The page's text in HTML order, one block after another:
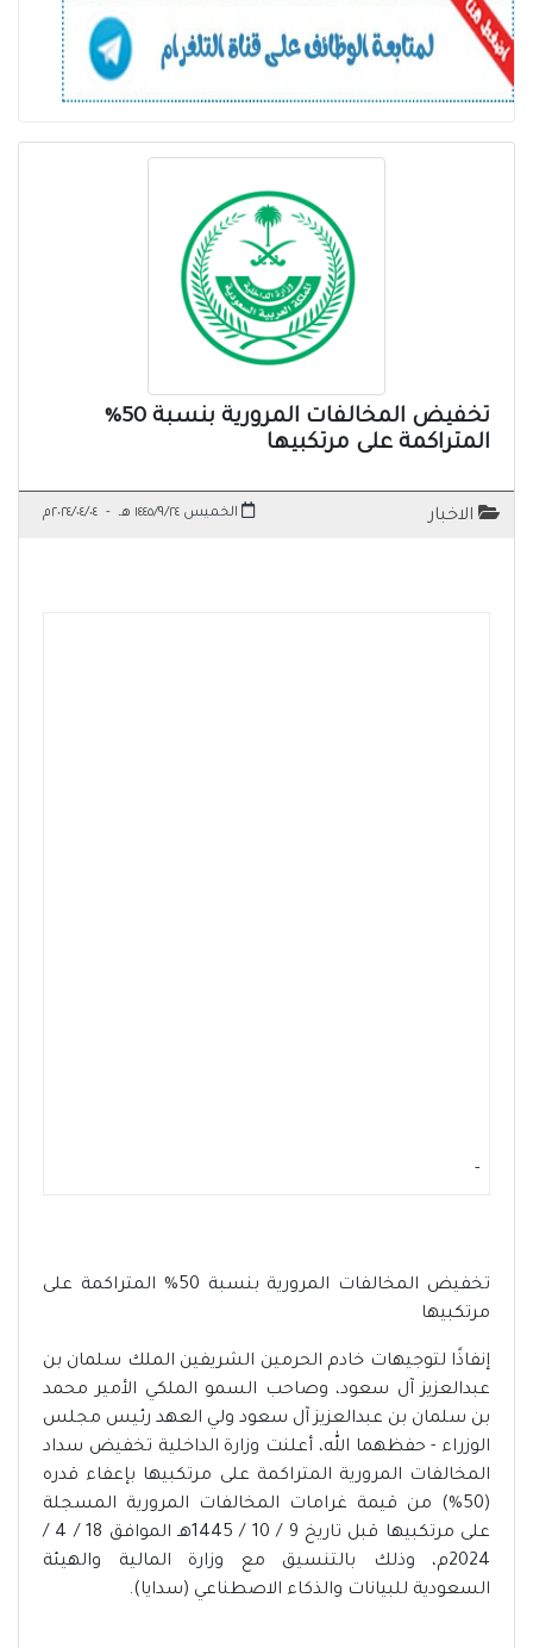
تخفيض المخالفات المرورية بنسبة 50%
المتراكمة على مرتكبيها
الاخبار الخميس ١٤٤٥/٩/٢٤ هـ - ٢٠٢٤/٠٤/٠٤م
-
تخفيض المخالفات المرورية بنسبة 50% المتراكمة على
مرتكبيها
إنفاذًا لتوجيهات خادم الحرمين الشريفين الملك سلمان بن
عبدالعزيز آل سعود، وصاحب السمو الملكي الأمير محمد
بن سلمان بن عبدالعزيز آل سعود ولي العهد رئيس مجلس
الوزراء - حفظهما الله، أعلنت وزارة الداخلية تخفيض سداد
المخالفات المرورية المتراكمة على مرتكبيها بإعفاء قدره
(50%) من قيمة غرامات المخالفات المرورية المسجلة
على مرتكبيها قبل تاريخ 9 / 10 / 1445هـ الموافق 18 / 4 /
2024م، وذلك بالتنسيق مع وزارة المالية والهيئة
السعودية للبيانات والذكاء الاصطناعي (سدايا).